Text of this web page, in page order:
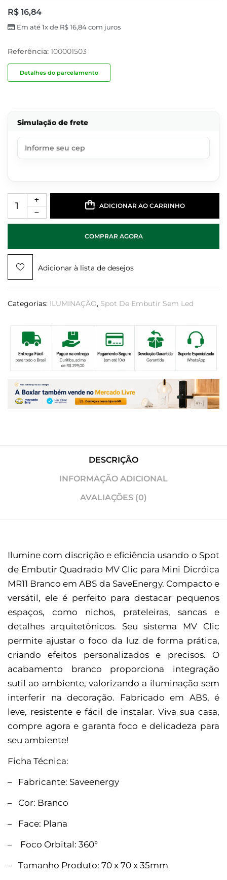
R$ 16,84
Em até 1x de R$16,84com juros
Referência: 100001503
Detalhes do parcelamento
Simulação de frete
ADICIONAR AO CARRINHO
COMPRAR AGORA
Adicionar à lista de desejos
Categorias: ILUMINAÇÃO, Spot De Embutir Sem Led
DESCRIÇÃO
INFORMAÇÃO ADICIONAL
AVALIAÇÕES (0)
Ilumine com discrição e eficiência usando o Spot
de Embutir Quadrado MV Clic para Mini Dicróica
MR11 Branco em ABS da SaveEnergy. Compacto e
versátil, ele é perfeito para destacar pequenos
espaços, como nichos, prateleiras, sancas e
detalhes arquitetônicos. Seu sistema MV Clic
permite ajustar o foco da luz de forma prática,
criando efeitos personalizados e precisos. O
acabamento branco proporciona integração
sutil ao ambiente, valorizando a iluminação sem
interferir na decoração. Fabricado em ABS, é
leve, resistente e fácil de instalar. Viva sua casa,
compre agora e garanta foco e delicadeza para
seu ambiente!
Ficha Técnica:
– Fabricante: Saveenergy
– Cor: Branco
– Face: Plana
– Foco Orbital: 360°
– Tamanho Produto: 70 x 70 x 35mm